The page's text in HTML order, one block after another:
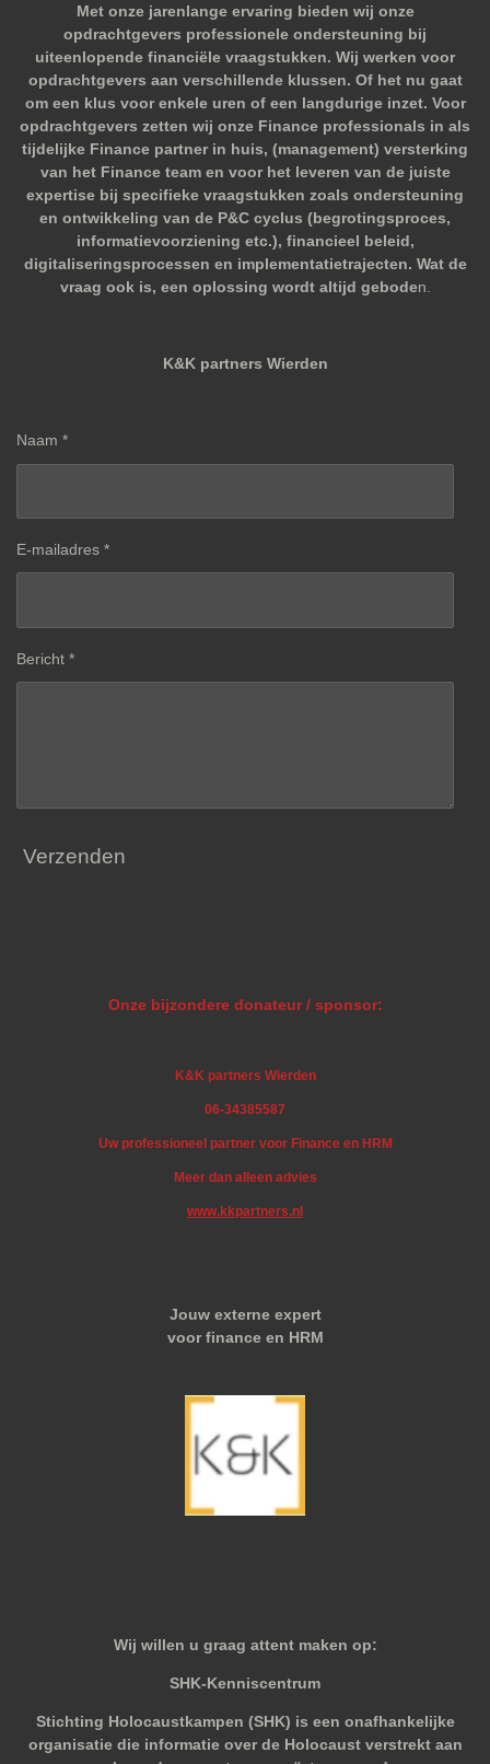
Met onze jarenlange ervaring bieden wij onze
opdrachtgevers professionele ondersteuning bij
uiteenlopende financiële vraagstukken. Wij werken voor
opdrachtgevers aan verschillende klussen. Of het nu gaat
om een klus voor enkele uren of een langdurige inzet. Voor
opdrachtgevers zetten wij onze Finance professionals in als
tijdelijke Finance partner in huis, (management) versterking
van het Finance team en voor het leveren van de juiste
expertise bij specifieke vraagstukken zoals ondersteuning
en ontwikkeling van de P&C cyclus (begrotingsproces,
informatievoorziening etc.), financieel beleid,
digitaliseringsprocessen en implementatietrajecten. Wat de
vraag ook is, een oplossing wordt altijd geboden.
K&K partners Wierden
Naam *
E-mailadres *
Bericht *
Verzenden
Onze bijzondere donateur / sponsor:
K&K partners Wierden
06-34385587
Uw professioneel partner voor Finance en HRM
Meer dan alleen advies
www.kkpartners.nl
Jouw externe expert
voor finance en HRM
Wij willen u graag attent maken op:
SHK-Kenniscentrum
Stichting Holocaustkampen (SHK) is een onafhankelijke
organisatie die informatie over de Holocaust verstrekt aan